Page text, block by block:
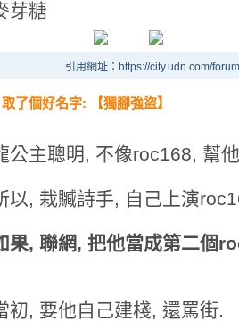
芽糖
引用網址：https://city.udn.com/
了個好名字: 【獨腳強盜】
公主聰明, 不像roc168, 幫
以, 栽贓詩手, 自己上演
果, 聯網, 把他當成第二個
初, 要他自己建棧, 還罵街.